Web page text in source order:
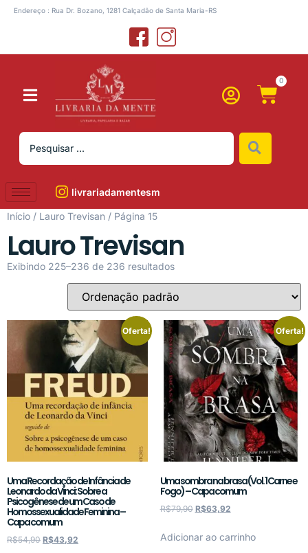
Endereço : Rua Dr. Bozano, 1281 Calçadão de Santa Maria-RS
0
livrariadamentesm
Início / Lauro Trevisan / Página 15
Lauro Trevisan
Exibindo 225–236 de 236 resultados
Oferta!
Uma Recordação de Infância de
Leonardo da Vinci: Sobre a
Psicogênese de um Caso de
Homossexualidade Feminina –
Capa comum
R$54,90 R$43,92
Oferta!
Uma sombra na brasa (Vol. 1 Carne e
Fogo) – Capa comum
R$79,90 R$63,92
Adicionar ao carrinho